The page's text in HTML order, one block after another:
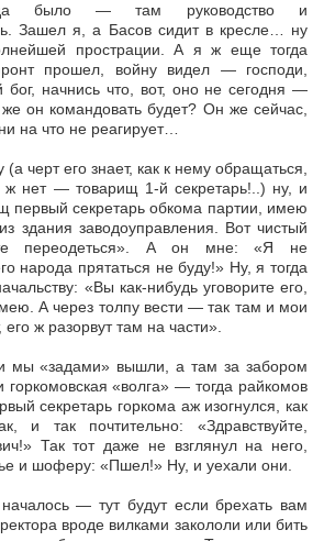
было — там руководство и
Зашел я, а Басов сидит в кресле… ну
прострации. А я ж еще тогда
прошел, войну видел — господи,
начнись что, вот, оно не сегодня —
же он командовать будет? Он же сейчас,
на что не реагирует…
черт его знает, как к нему обращаться,
ж нет — товарищ 1-й секретарь!..) ну, и
первый секретарь обкома партии, имею
здания заводоуправления. Вот чистый
переодеться». А он мне: «Я не
народа прятаться не буду!» Ну, я тогда
«Вы как-нибудь уговорите его,
А через толпу вести — так там и мои
его ж разорвут там на части».
мы «задами» вышли, а там за забором
«волга» — тогда райкомов
секретарь горкома аж изогнулся, как
и так почтительно: «Здравствуйте,
Так тот даже не взглянул на него,
и шоферу: «Пшел!» Ну, и уехали они.
— тут будут если брехать вам
вроде вилками закололи или бить